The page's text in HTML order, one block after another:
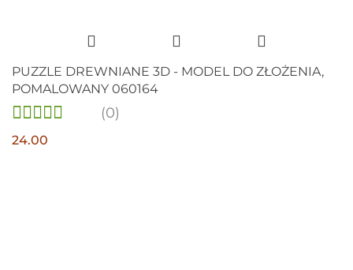
PUZZLE DREWNIANE 3D - MODEL DO ZŁOŻENIA,
POMALOWANY 060164
(0)
24.00